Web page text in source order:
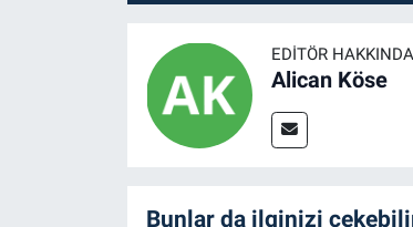
EDITÖR HAKKINDA
Alican Köse
Bunlar da ilginizi